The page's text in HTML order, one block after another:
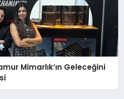
Mimarlık’ın Geleceğini